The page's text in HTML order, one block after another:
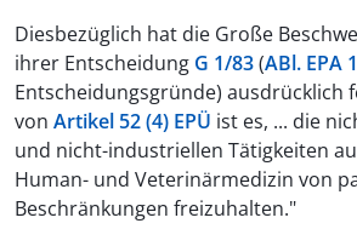
Diesbezüglich hat die Große
ihrer Entscheidung G 1/83(ABl. EPA
Entscheidungsgründe) ausdrücklich
von Artikel 52 (4) EPÜ ist es, ... die
und nicht-industriellen Tätigkeiten
Human- und Veterinärmedizin von
Beschränkungen freizuhalten."